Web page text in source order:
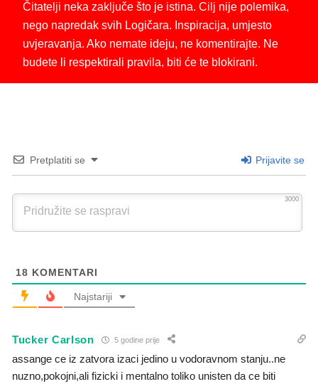
Čitatelji neka zaključe što je istina. Cilj nije polemika,
nego napredak svih Logičara. Inspiracija, umjesto
uvjeravanja. Ako nemate ideju, ne komentirajte. Ne
budete li respektirali pravila, biti će te blokirani.
Pretplatiti se Prijavite se
3000
18 KOMENTARI
Najstariji
Tucker Carlson 5 godine prije
assange ce iz zatvora izaci jedino u vodoravnom stanju..ne
nuzno,pokojni,ali fizicki i mentalno toliko unisten da ce biti